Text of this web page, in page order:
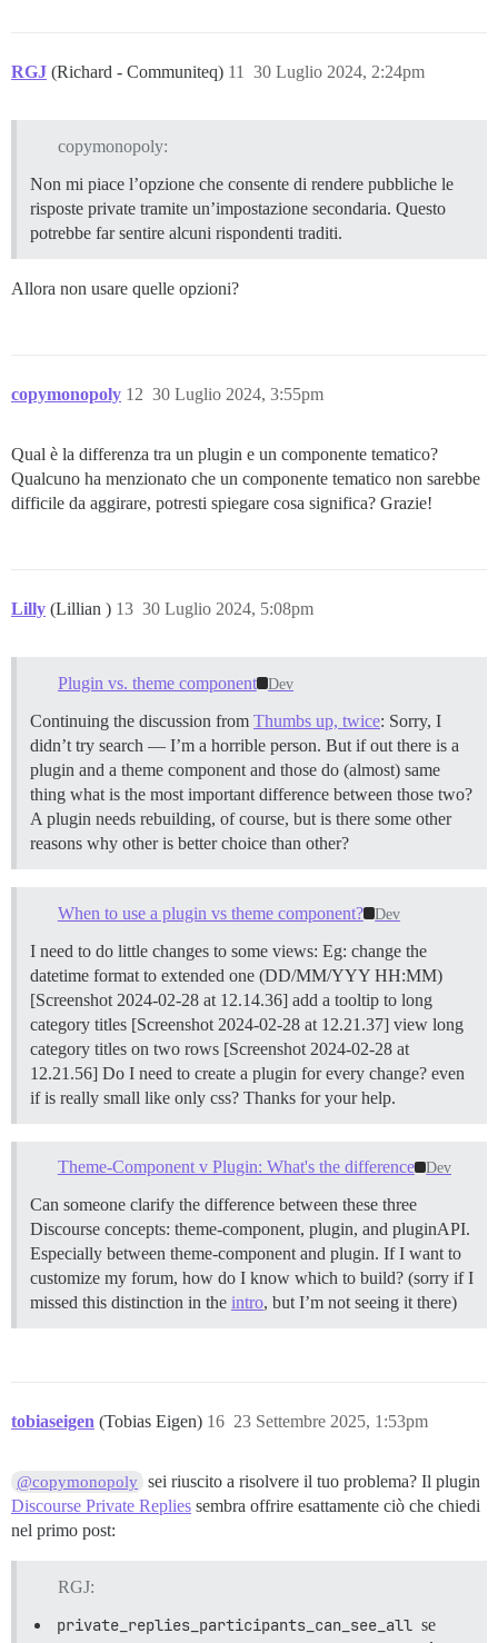
RGJ (Richard - Communiteq) 30 Luglio 2024, 2:24pm
11
copymonopoly:
Non mi piace l’opzione che consente di rendere pubbliche le
risposte private tramite un’impostazione secondaria. Questo
potrebbe far sentire alcuni rispondenti traditi.
Allora non usare quelle opzioni?
copymonopoly 30 Luglio 2024, 3:55pm
12
Qual è la differenza tra un plugin e un componente tematico?
Qualcuno ha menzionato che un componente tematico non sarebbe
difficile da aggirare, potresti spiegare cosa significa? Grazie!
Lilly (Lillian ) 30 Luglio 2024, 5:08pm
13
Plugin vs. theme component Dev
Continuing the discussion from Thumbs up, twice: Sorry, I
didn’t try search — I’m a horrible person. But if out there is a
plugin and a theme component and those do (almost) same
thing what is the most important difference between those two?
A plugin needs rebuilding, of course, but is there some other
reasons why other is better choice than other?
When to use a plugin vs theme component? Dev
I need to do little changes to some views: Eg: change the
datetime format to extended one (DD/MM/YYY HH:MM)
[Screenshot 2024-02-28 at 12.14.36] add a tooltip to long
category titles [Screenshot 2024-02-28 at 12.21.37] view long
category titles on two rows [Screenshot 2024-02-28 at
12.21.56] Do I need to create a plugin for every change? even
if is really small like only css? Thanks for your help.
Theme-Component v Plugin: What's the difference Dev
Can someone clarify the difference between these three
Discourse concepts: theme-component, plugin, and pluginAPI.
Especially between theme-component and plugin. If I want to
customize my forum, how do I know which to build? (sorry if I
missed this distinction in the intro, but I’m not seeing it there)
tobiaseigen (Tobias Eigen) 23 Settembre 2025, 1:53pm
16
@copymonopoly sei riuscito a risolvere il tuo problema? Il plugin
Discourse Private Replies sembra offrire esattamente ciò che chiedi
nel primo post:
RGJ:
private_replies_participants_can_see_all se